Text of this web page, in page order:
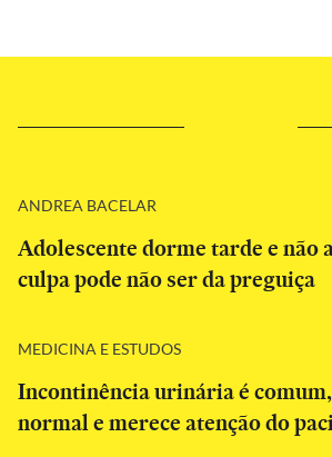
ANDREA BACELAR
Adolescente dorme tarde e não
culpa pode não ser da preguiça
MEDICINA E ESTUDOS
Incontinência urinária é comum,
normal e merece atenção do